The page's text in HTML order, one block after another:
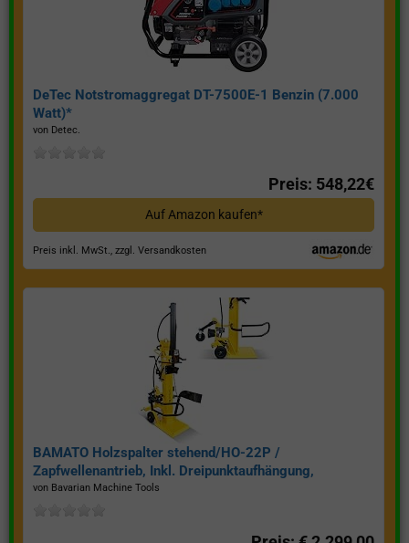
DeTec Notstromaggregat DT-7500E-1 Benzin (7.000
Watt)*
von Detec.
Preis: 548,22€
Auf Amazon kaufen*
Preis inkl. MwSt., zzgl. Versandkosten
BAMATO Holzspalter stehend/HO-22P /
Zapfwellenantrieb, Inkl. Dreipunktaufhängung,
Spaltkraft 22 Tonnen*
von Bavarian Machine Tools